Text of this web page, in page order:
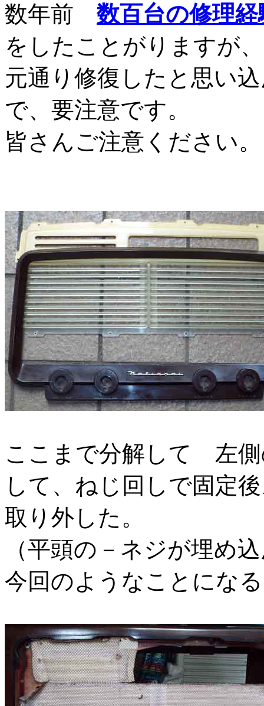
数年前 数百台の修理
をしたことがりますが
元通り修復したと思い
で、要注意です。
皆さんご注意ください。
ここまで分解して 左
して、ねじ回しで固定
取り外した。
（平頭の－ネジが埋め
今回のようなことにな